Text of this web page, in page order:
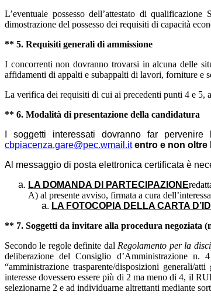
L’eventuale possesso dell’attestato di
dimostrazione del possesso dei requisiti di capacità
** 5. Requisiti generali di ammissione
I concorrenti non dovranno trovarsi in alcuna delle
affidamenti di appalti e subappalti di lavori, forniture e
La verifica dei requisiti di cui ai precedenti punti 4 e 5,
** 6. Modalità di presentazione della candidatura
I soggetti interessati dovranno far
cbpiacenza.gare@pec.wmail.it entro e non oltre
Al messaggio di posta elettronica certificata è
LA DOMANDA DI PARTECIPAZIONE
A) al presente avviso, firmata a cura
LA FOTOCOPIA DELLA CARTA
** 7. Soggetti da invitare alla procedura negoziata
Secondo le regole definite dal Regolamento per la
deliberazione del Consiglio d’Amministrazione
“amministrazione trasparente/disposizioni generali/atti
interesse dovessero essere più di 2 ma meno di 4, il
selezionarne 2 e ad individuarne altrettanti mediante